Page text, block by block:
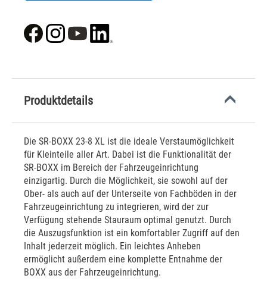
Produktdetails
Die SR-BOXX 23-8 XL ist die ideale Verstaumöglichkeit
für Kleinteile aller Art. Dabei ist die Funktionalität der
SR-BOXX im Bereich der Fahrzeugeinrichtung
einzigartig. Durch die Möglichkeit, sie sowohl auf der
Ober- als auch auf der Unterseite von Fachböden in der
Fahrzeugeinrichtung zu integrieren, wird der zur
Verfügung stehende Stauraum optimal genutzt. Durch
die Auszugsfunktion ist ein komfortabler Zugriff auf den
Inhalt jederzeit möglich. Ein leichtes Anheben
ermöglicht außerdem eine komplette Entnahme der
BOXX aus der Fahrzeugeinrichtung.